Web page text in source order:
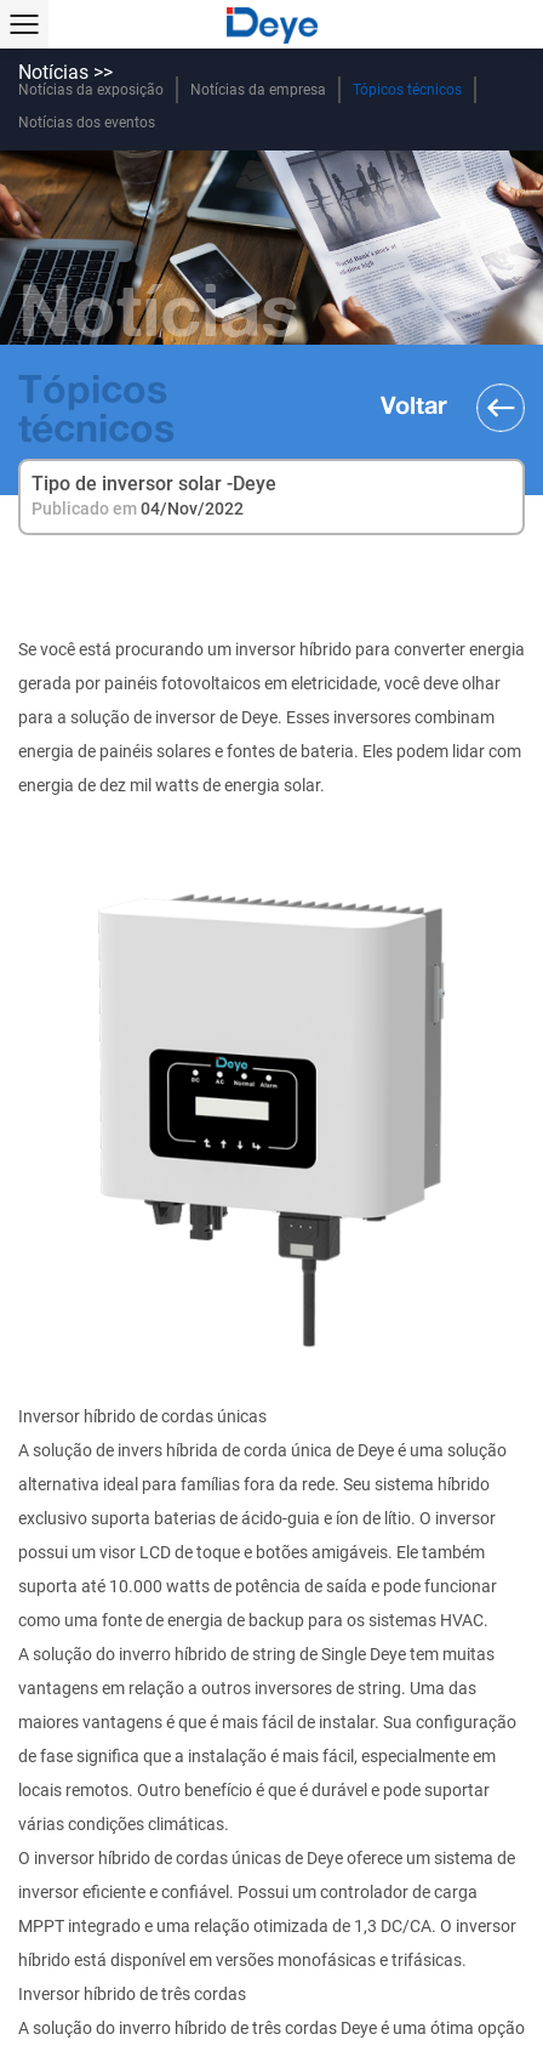
Notícias >>
Notícias da exposição Notícias da empresa
Tópicos técnicos
Notícias dos eventos
Notícias
Tópicos
técnicos
Voltar
Tipo de inversor solar -Deye
Publicado em04/Nov/2022
Se você está procurando um inversor híbrido para converter energia
gerada por painéis fotovoltaicos em eletricidade, você deve olhar
para a solução de inversor de Deye. Esses inversores combinam
energia de painéis solares e fontes de bateria. Eles podem lidar com
energia de dez mil watts de energia solar.
Inversor híbrido de cordas únicas
A solução de invers híbrida de corda única de Deye é uma solução
alternativa ideal para famílias fora da rede. Seu sistema híbrido
exclusivo suporta baterias de ácido-guia e íon de lítio. O inversor
possui um visor LCD de toque e botões amigáveis. Ele também
suporta até 10.000 watts de potência de saída e pode funcionar
como uma fonte de energia de backup para os sistemas HVAC.
A solução do inverro híbrido de string de Single Deye tem muitas
vantagens em relação a outros inversores de string. Uma das
maiores vantagens é que é mais fácil de instalar. Sua configuração
de fase significa que a instalação é mais fácil, especialmente em
locais remotos. Outro benefício é que é durável e pode suportar
várias condições climáticas.
O inversor híbrido de cordas únicas de Deye oferece um sistema de
inversor eficiente e confiável. Possui um controlador de carga
MPPT integrado e uma relação otimizada de 1,3 DC/CA. O inversor
híbrido está disponível em versões monofásicas e trifásicas.
Inversor híbrido de três cordas
A solução do inverro híbrido de três cordas Deye é uma ótima opção